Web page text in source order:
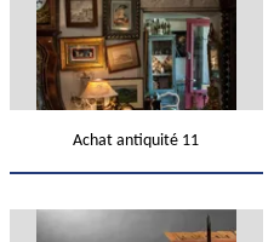
Achat antiquité 11